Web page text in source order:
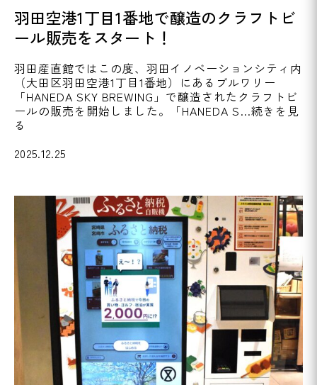
羽田空港1丁目1番地で醸造のクラフトビ
ール販売をスタート！
羽田産直館ではこの度、羽田イノベーションシティ内
（大田区羽田空港1丁目1番地）にあるブルワリー
「HANEDA SKY BREWING」で醸造されたクラフトビ
ールの販売を開始しました。「HANEDA S…続きを見
る
2025.12.25